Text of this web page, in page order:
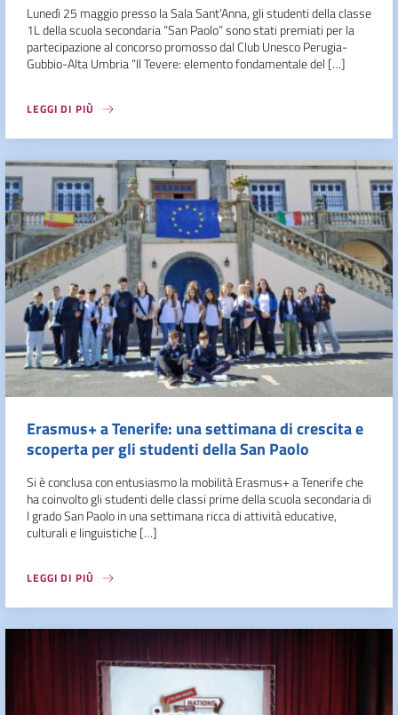
Lunedì 25 maggio presso la Sala Sant’Anna, gli studenti della classe
1L della scuola secondaria “San Paolo” sono stati premiati per la
partecipazione al concorso promosso dal Club Unesco Perugia-
Gubbio-Alta Umbria “Il Tevere: elemento fondamentale del […]
LEGGI DI PIÙ
Erasmus+ a Tenerife: una settimana di crescita e
scoperta per gli studenti della San Paolo
Si è conclusa con entusiasmo la mobilità Erasmus+ a Tenerife che
ha coinvolto gli studenti delle classi prime della scuola secondaria di
I grado San Paolo in una settimana ricca di attività educative,
culturali e linguistiche […]
LEGGI DI PIÙ